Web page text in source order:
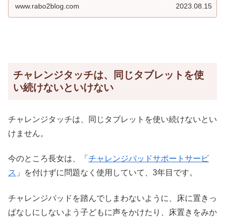
www.rabo2blog.com 2023.08.15
チャレンジタッチは、同じタブレットを使
い続けないといけない
チャレンジタッチは、同じタブレットを使い続けないとい
けません。
今のところ長女は、「 チャレンジパッドサポートサービ
ス 」を付けずに問題なく使用していて、3年目です。
チャレンジパッドを踏んでしまわないように、床に置きっ
ぱなしにしないよう子どもに声をかけたり、床置きをみか